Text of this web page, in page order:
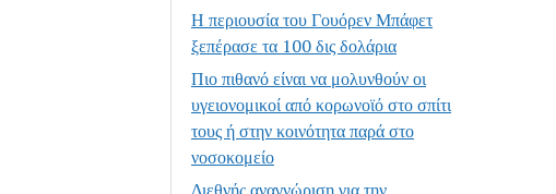
Η περιουσία του Γουόρεν Μπάφετ
ξεπέρασε τα 100 δις δολάρια
Πιο πιθανό είναι να μολυνθούν οι
υγειονομικοί από κορωνοϊό στο σπίτι
τους ή στην κοινότητα παρά στο
νοσοκομείο